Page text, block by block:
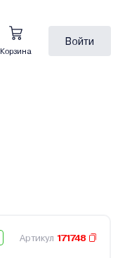
Корзина
Войти
Артикул 171748